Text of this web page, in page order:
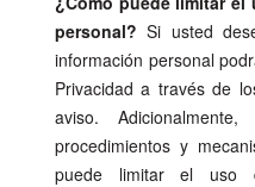
personal? Si usted
información personal
Privacidad a través de
aviso.
procedimientos y
puede limitar el uso